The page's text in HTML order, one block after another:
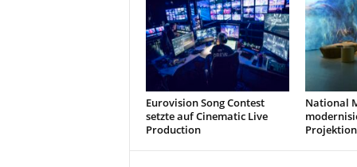
Eurovision Song Contest
setzte auf Cinematic Live
Production
National